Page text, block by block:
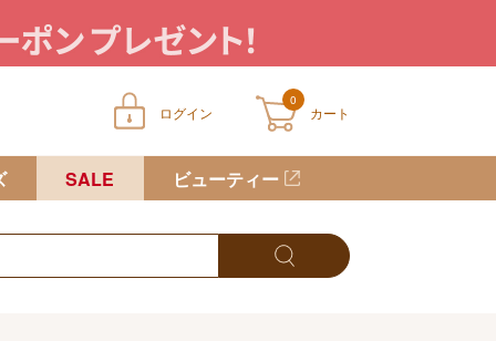
ログイン
0
カート
に商品が入っていません
SALE ビューティー